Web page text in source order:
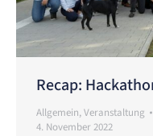
Recap:
Allgemein,Veranstaltung
4. November 2022